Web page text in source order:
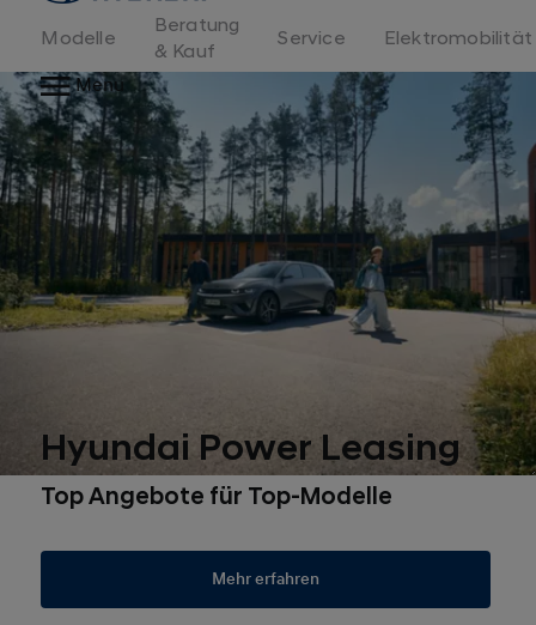
Modelle
Beratung
& Kauf
Service
Elektromobilität
Menu
Hyundai Power Leasing
Top Angebote für Top-Modelle
Mehr erfahren